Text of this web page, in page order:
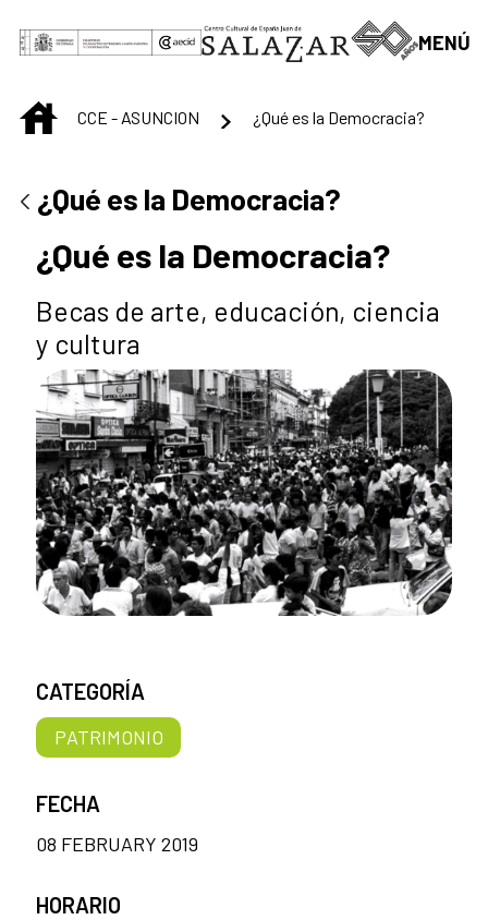
MENÚ
INICIOCCE - ASUNCION ¿Qué es la Democracia?
¿Qué es la Democracia?
¿Qué es la Democracia?
Becas de arte, educación, ciencia
y cultura
CATEGORÍA
PATRIMONIO
FECHA
08 FEBRUARY 2019
HORARIO